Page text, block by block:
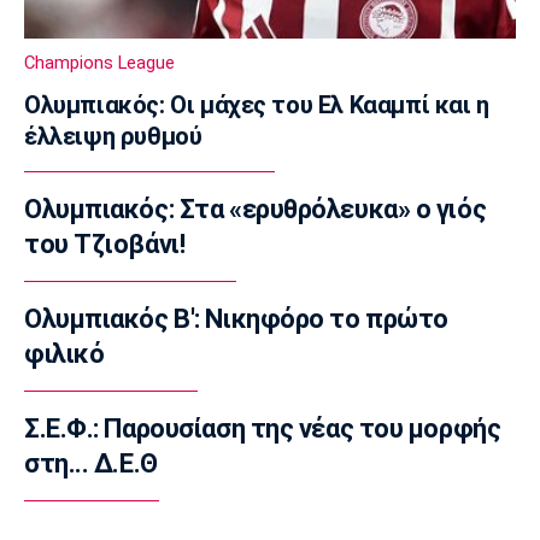
Γκιμαράες
15:30
Παίκτης της ΑΕΛ ο Ρισβάνης
15:15
Δεύτερη ήττα της Εθνικής Παίδων στο
Ευρωμπάσκετ Κ16
Επικαιρότητα
Βρέθηκε σορός σε σπηλιά κοντά στο
εκκλησάκι των Αγίων Ισιδώρων
14:50
Super League 1
Πήρε Νανού ο Ηρακλής
Champions League
Ολυμπιακός: Οι μάχες του Ελ Κααμπί και η
έλλειψη ρυθμού
Ολυμπιακός: Στα «ερυθρόλευκα» ο γιός
του Τζιοβάνι!
Ολυμπιακός Β': Νικηφόρο το πρώτο
φιλικό
Σ.Ε.Φ.: Παρουσίαση της νέας του μορφής
στη... Δ.Ε.Θ